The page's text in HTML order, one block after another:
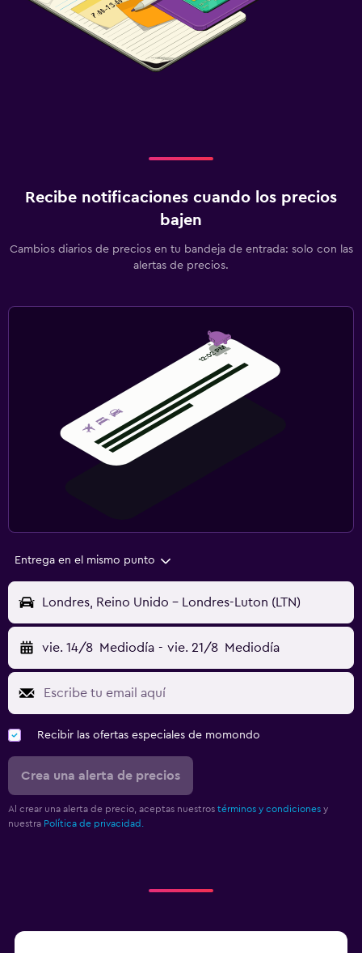
Recibe notificaciones cuando los precios
bajen
Cambios diarios de precios en tu bandeja de entrada: solo con las
alertas de precios.
Entrega en el mismo punto
Londres, Reino Unido - Londres-Luton (LTN)
vie. 14/8 Mediodía - vie. 21/8 Mediodía
Recibir las ofertas especiales de momondo
Crea una alerta de precios
Al crear una alerta de precio, aceptas nuestros términos y condiciones y
nuestra Política de privacidad.